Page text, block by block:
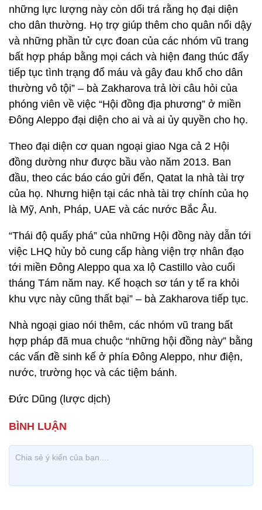
những lực lượng này còn dối trá rằng họ đại diện
cho dân thường. Họ trợ giúp thêm cho quân nổi dậy
và những phần tử cực đoan của các nhóm vũ trang
bất hợp pháp bằng mọi cách và hiện đang thúc đẩy
tiếp tục tình trạng đổ máu và gây đau khổ cho dân
thường vô tội” – bà Zakharova trả lời câu hỏi của
phóng viên về việc “Hội đồng địa phương” ở miền
Đông Aleppo đại diện cho ai và ai ủy quyền cho họ.
Theo đại diện cơ quan ngoại giao Nga cả 2 Hội
đồng dường như được bầu vào năm 2013. Ban
đầu, theo các báo cáo gửi đến, Qatat la nhà tài trợ
của họ. Nhưng hiện tại các nhà tài trợ chính của họ
là Mỹ, Anh, Pháp, UAE và các nước Bắc Âu.
“Thái độ quấy phá” của những Hội đồng này dẫn tới
việc LHQ hủy bỏ cung cấp hàng viện trợ nhân đạo
tới miền Đông Aleppo qua xa lộ Castillo vào cuối
tháng Tám năm nay. Kế hoạch sơ tán y tế ra khỏi
khu vực này cũng thất bại” – bà Zakharova tiếp tục.
Nhà ngoại giao nói thêm, các nhóm vũ trang bất
hợp pháp đã mua chuộc “những hội đồng này” bằng
các vấn đề sinh kế ở phía Đông Aleppo, như điện,
nước, trường học và các tiệm bánh.
Đức Dũng (lược dịch)